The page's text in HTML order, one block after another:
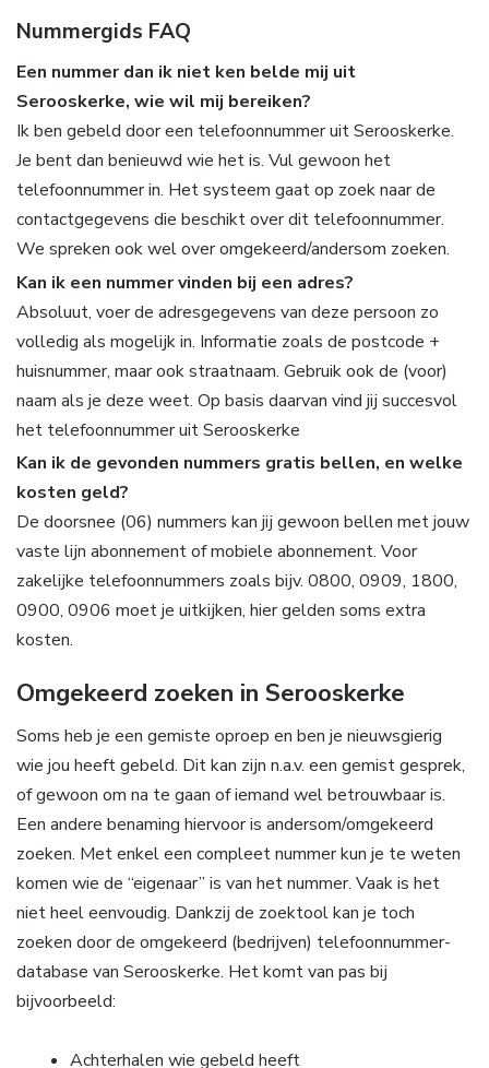
Nummergids FAQ
Een nummer dan ik niet ken belde mij uit
Serooskerke, wie wil mij bereiken?
Ik ben gebeld door een telefoonnummer uit Serooskerke.
Je bent dan benieuwd wie het is. Vul gewoon het
telefoonnummer in. Het systeem gaat op zoek naar de
contactgegevens die beschikt over dit telefoonnummer.
We spreken ook wel over omgekeerd/andersom zoeken.
Kan ik een nummer vinden bij een adres?
Absoluut, voer de adresgegevens van deze persoon zo
volledig als mogelijk in. Informatie zoals de postcode +
huisnummer, maar ook straatnaam. Gebruik ook de (voor)
naam als je deze weet. Op basis daarvan vind jij succesvol
het telefoonnummer uit Serooskerke
Kan ik de gevonden nummers gratis bellen, en welke
kosten geld?
De doorsnee (06) nummers kan jij gewoon bellen met jouw
vaste lijn abonnement of mobiele abonnement. Voor
zakelijke telefoonnummers zoals bijv. 0800, 0909, 1800,
0900, 0906 moet je uitkijken, hier gelden soms extra
kosten.
Omgekeerd zoeken in Serooskerke
Soms heb je een gemiste oproep en ben je nieuwsgierig
wie jou heeft gebeld. Dit kan zijn n.a.v. een gemist gesprek,
of gewoon om na te gaan of iemand wel betrouwbaar is.
Een andere benaming hiervoor is andersom/omgekeerd
zoeken. Met enkel een compleet nummer kun je te weten
komen wie de “eigenaar” is van het nummer. Vaak is het
niet heel eenvoudig. Dankzij de zoektool kan je toch
zoeken door de omgekeerd (bedrijven) telefoonnummer-
database van Serooskerke. Het komt van pas bij
bijvoorbeeld:
Achterhalen wie gebeld heeft